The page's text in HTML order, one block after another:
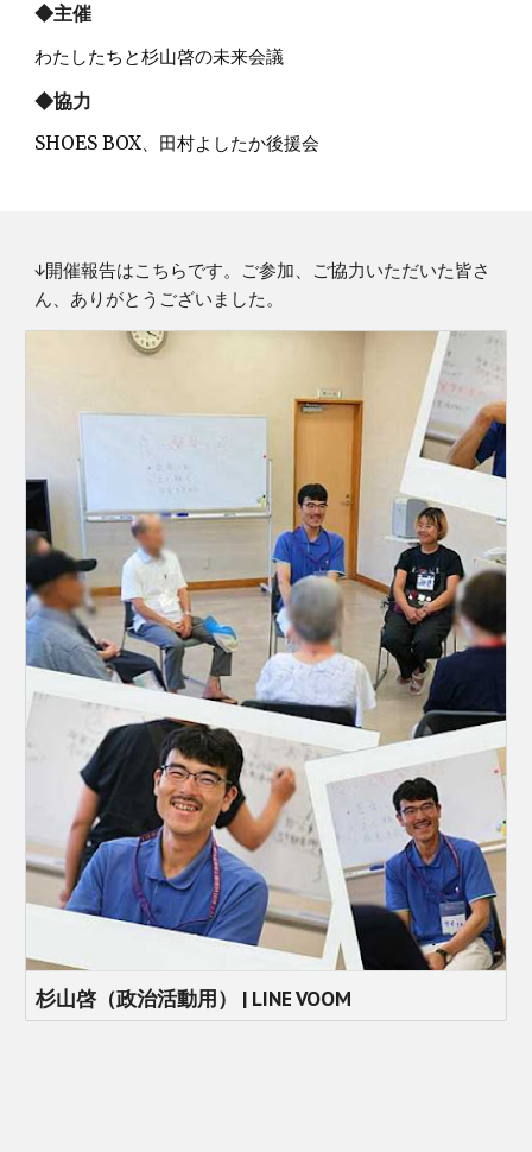
◆主催
わたしたちと杉山啓の未来会議
◆協力
SHOES BOX、田村よしたか後援会
↓開催報告はこちらです。ご参加、ご協力いただいた皆さ
ん、ありがとうございました。
杉山啓（政治活動用） | LINE VOOM